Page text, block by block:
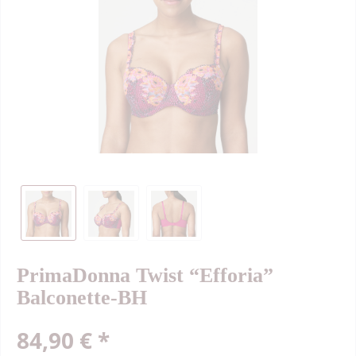
PrimaDonna Twist “Efforia”
Balconette-BH
84,90 € *